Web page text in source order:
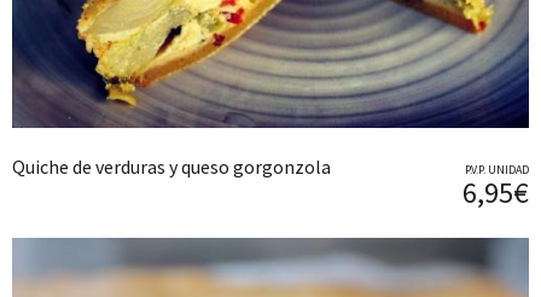
Quiche de verduras y queso gorgonzola P.V.P. UNIDAD
6,95€